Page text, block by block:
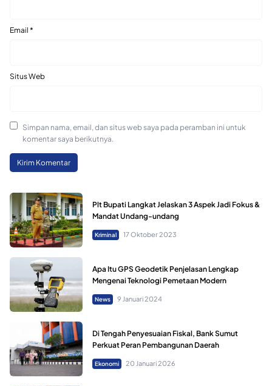
Email *
Situs Web
Simpan nama, email, dan situs web saya pada peramban ini untuk
komentar saya berikutnya.
Plt Bupati Langkat Jelaskan 3 Aspek Jadi Fokus &
Mandat Undang-undang
Kriminal 17 Oktober 2023
Apa Itu GPS Geodetik Penjelasan Lengkap
Mengenai Teknologi Pemetaan Modern
News 9 Januari 2024
Di Tengah Penyesuaian Fiskal, Bank Sumut
Perkuat Peran Pembangunan Daerah
Ekonomi 20 Januari 2026